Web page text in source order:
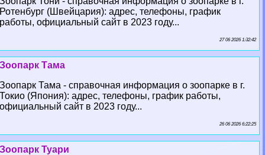
Ротенбург (Швейцария): адрес, телефоны, график
работы, официальный сайт в 2023 году...
27 06 2026 1:32:42
Зоопарк Тама
Зоопарк Тама - справочная информация о зоопарке в г.
Токио (Япония): адрес, телефоны, график работы,
официальный сайт в 2023 году...
26 06 2026 6:22:25
Зоопарк Туари